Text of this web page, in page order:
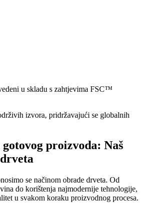
u skladu s zahtjevima FSC™
izvora, pridržavajući se globalnih
proizvoda: Naš
se načinom obrade drveta. Od
do korištenja najmodernije tehnologije,
u svakom koraku proizvodnog procesa.